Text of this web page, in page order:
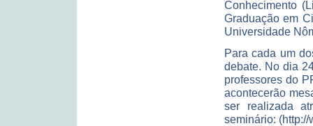
Conhecimento
Graduação em
Universidade
Para cada um
debate. No dia
professores do
acontecerão
ser realizada
seminário: